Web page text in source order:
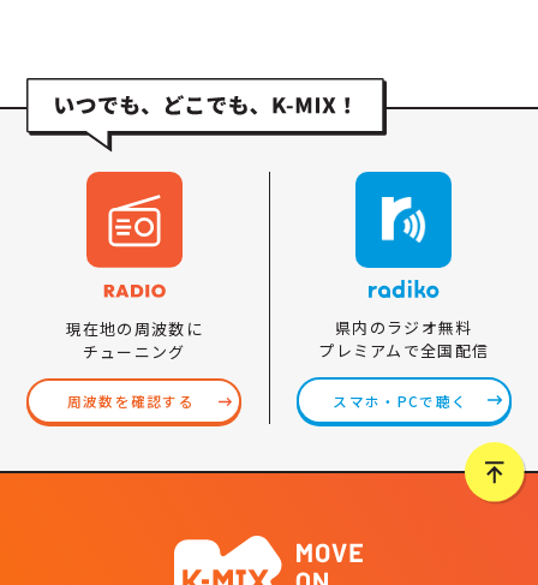
現在地の周波数に
チューニング
周波数を確認する
県内のラジオ無料
プレミアムで全国配信
スマホ・PCで聴く